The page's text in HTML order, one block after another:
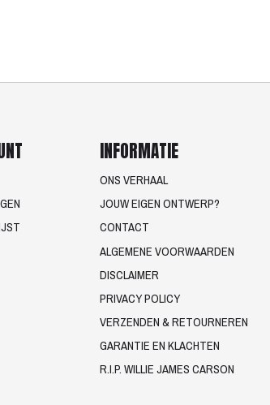
INFORMATIE
ONS VERHAAL
JOUW EIGEN ONTWERP?
CONTACT
ALGEMENE VOORWAARDEN
DISCLAIMER
PRIVACY POLICY
VERZENDEN & RETOURNEREN
GARANTIE EN KLACHTEN
R.I.P. WILLIE JAMES CARSON